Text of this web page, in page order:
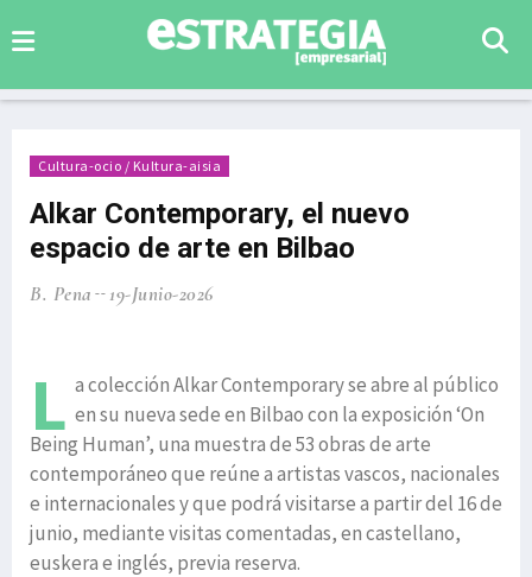
Cultura-ocio / Kultura-aisia
Alkar Contemporary, el nuevo
espacio de arte en Bilbao
B. Pena 19-Junio-2026
L a colección Alkar Contemporary se abre al público
en su nueva sede en Bilbao con la exposición ‘On
Being Human’, una muestra de 53 obras de arte
contemporáneo que reúne a artistas vascos, nacionales
e internacionales y que podrá visitarse a partir del 16 de
junio, mediante visitas comentadas, en castellano,
euskera e inglés, previa reserva.